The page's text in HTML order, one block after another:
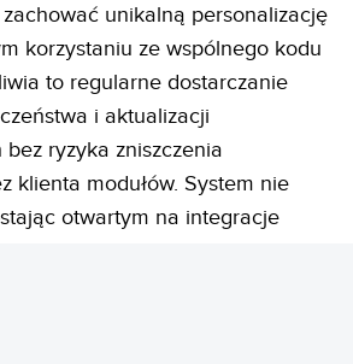
unikalną personalizację
korzystaniu ze wspólnego kodu
to regularne dostarczanie
i aktualizacji
ryzyka zniszczenia
klienta modułów. System nie
otwartym na integracje